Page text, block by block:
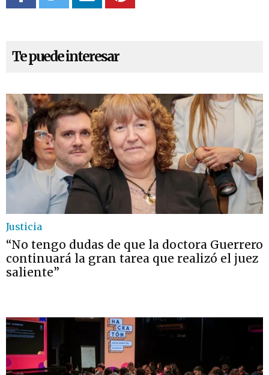
Te puede interesar
Justicia
“No tengo dudas de que la doctora Guerrero
continuará la gran tarea que realizó el juez
saliente”